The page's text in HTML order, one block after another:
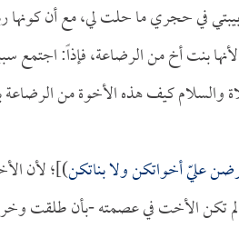
في حجري ما حلت لي، مع أن كونها
لأنها بنت أخ من الرضاعة، فإذاً:
والسلام كيف هذه الأخوة من الرضاعة
عليّ أخواتكن ولا بناتكن)]؛ لأن
لم تكن الأخت في عصمته -بأن طلقت